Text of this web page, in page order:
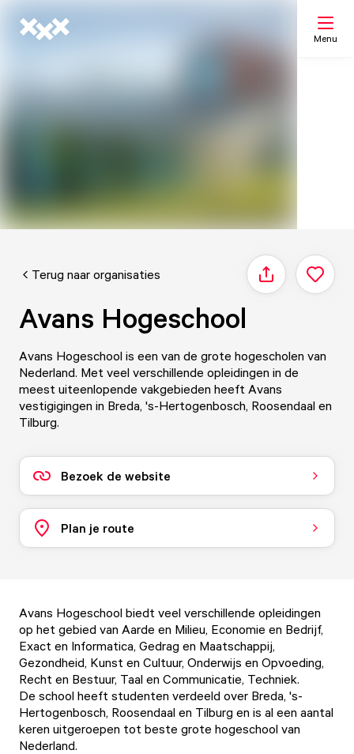
Menu
Terug naar organisaties Delen
Avans Hogeschool
Avans Hogeschool is een van de grote hogescholen van
Nederland. Met veel verschillende opleidingen in de
meest uiteenlopende vakgebieden heeft Avans
vestigigingen in Breda, 's-Hertogenbosch, Roosendaal en
Tilburg.
Bezoek de website
Plan je route
Avans Hogeschool biedt veel verschillende opleidingen
op het gebied van Aarde en Milieu, Economie en Bedrijf,
Exact en Informatica, Gedrag en Maatschappij,
Gezondheid, Kunst en Cultuur, Onderwijs en Opvoeding,
Recht en Bestuur, Taal en Communicatie, Techniek.
De school heeft studenten verdeeld over Breda, 's-
Hertogenbosch, Roosendaal en Tilburg en is al een aantal
keren uitgeroepen tot beste grote hogeschool van
Nederland.